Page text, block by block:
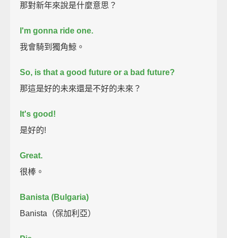
那對新年來說是什麼意思？
I'm gonna ride one.
我會騎到獨角鯨。
So, is that a good future or a bad future?
那這是好的未來還是不好的未來？
It's good!
是好的!
Great.
很棒。
Banista (Bulgaria)
Banista（保加利亞）